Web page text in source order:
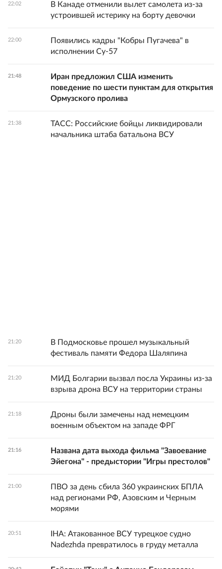
22:02
В Канаде отменили вылет самолета из-за
устроившей истерику на борту девочки
22:00
Появились кадры "Кобры Пугачева" в
исполнении Су-57
21:48
Иран предложил США изменить
поведение по шести пунктам для открытия
Ормузского пролива
21:38
ТАСС: Российские бойцы ликвидировали
начальника штаба батальона ВСУ
21:20
В Подмосковье прошел музыкальный
фестиваль памяти Федора Шаляпина
21:20
МИД Болгарии вызвал посла Украины из-за
взрыва дрона ВСУ на территории страны
21:18
Дроны были замечены над немецким
военным объектом на западе ФРГ
21:16
Названа дата выхода фильма "Завоевание
Эйегона" - предыстории "Игры престолов"
21:00
ПВО за день сбила 360 украинских БПЛА
над регионами РФ, Азовским и Черным
морями
20:51
IHA: Атакованное ВСУ турецкое судно
Nadezhda превратилось в груду металла